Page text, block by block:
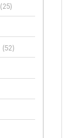
(25)
(52)